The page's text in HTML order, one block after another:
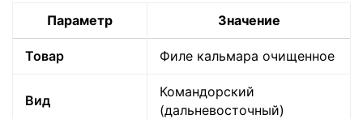
Параметр Значение
Товар Филе кальмара очищенное
Вид
Командорский
(дальневосточный)